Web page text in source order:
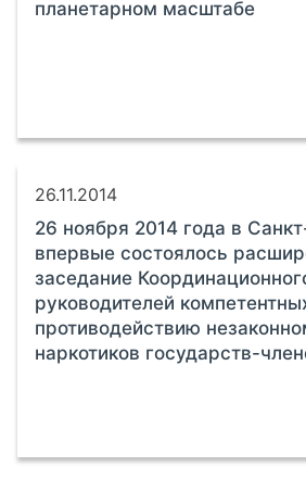
планетарном масштабе
26.11.2014
26 ноября 2014 года в
впервые состоялось
заседание
руководителей
противодействию
наркотиков государств-